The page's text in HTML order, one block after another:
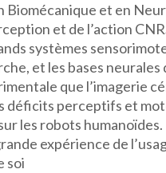
et en
et de l’action
systèmes
et les bases
que l’imagerie
déficits perceptifs et
les robots
expérience de
soi